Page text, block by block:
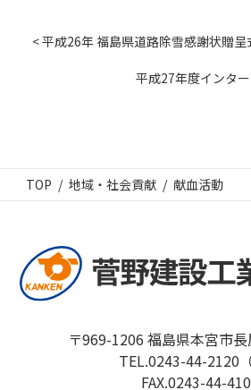
< 平成26年 福島県道路除雪感謝状贈呈
平成27年度インタ
TOP 地域・社会貢献 献血活動
〒969-1206 福島県本宮市
TEL.0243-44-2120（
FAX.0243-44-